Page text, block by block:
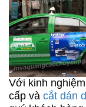
Với kinh
cấp và cắt dán